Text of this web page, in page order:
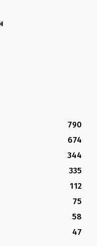
790
674
344
335
112
75
58
47